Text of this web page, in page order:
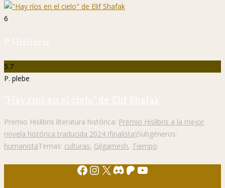
6
P. Hislibris
5.7
P. plebe
"Hay ríos en el cielo" de Elif Shafak
Premio Hislibris literatura histórica: Premio Hislibris a la mejor
novela histórica traducida 2024 (finalista)Subgéneros:
humanistaTemas: culturas, Gilgamesh, Tiempo
Facebook
Instagram
X Discord
Patreon
YouTube